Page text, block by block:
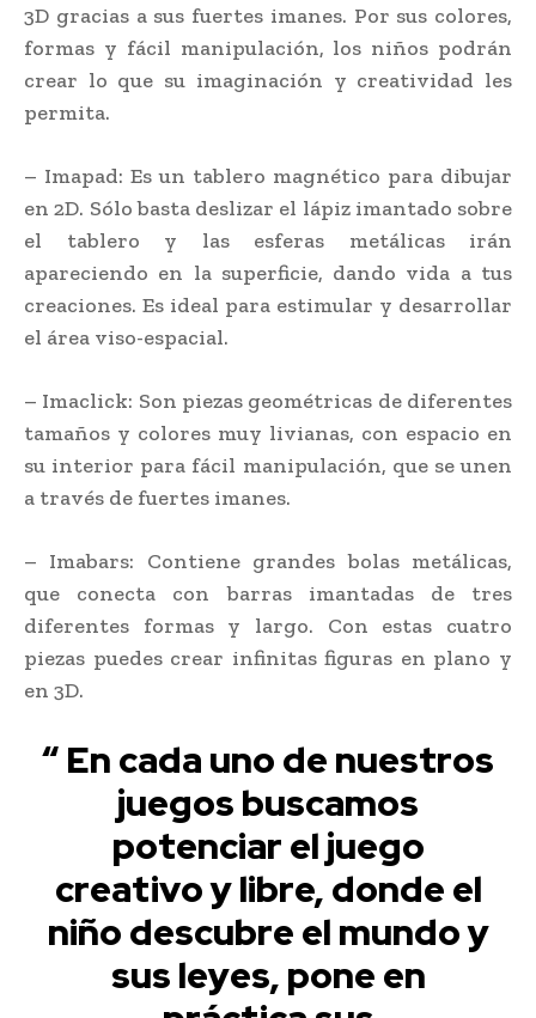
3D gracias a sus fuertes imanes. Por sus colores,
formas y fácil manipulación, los niños podrán
crear lo que su imaginación y creatividad les
permita.
– Imapad: Es un tablero magnético para dibujar
en 2D. Sólo basta deslizar el lápiz imantado sobre
el tablero y las esferas metálicas irán
apareciendo en la superficie, dando vida a tus
creaciones. Es ideal para estimular y desarrollar
el área viso-espacial.
– Imaclick: Son piezas geométricas de diferentes
tamaños y colores muy livianas, con espacio en
su interior para fácil manipulación, que se unen
a través de fuertes imanes.
– Imabars: Contiene grandes bolas metálicas,
que conecta con barras imantadas de tres
diferentes formas y largo. Con estas cuatro
piezas puedes crear infinitas figuras en plano y
en 3D.
“ En cada uno de nuestros
juegos buscamos
potenciar el juego
creativo y libre, donde el
niño descubre el mundo y
sus leyes, pone en